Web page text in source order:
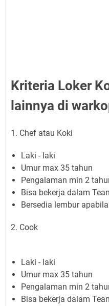
Kriteria Loker
lainnya di
1. Chef atau Koki
Laki - laki
Umur max 35 tahun
Pengalaman min 2
Bisa bekerja dalam
Bersedia lembur
2. Cook
Laki - laki
Umur max 35 tahun
Pengalaman min 2
Bisa bekerja dalam